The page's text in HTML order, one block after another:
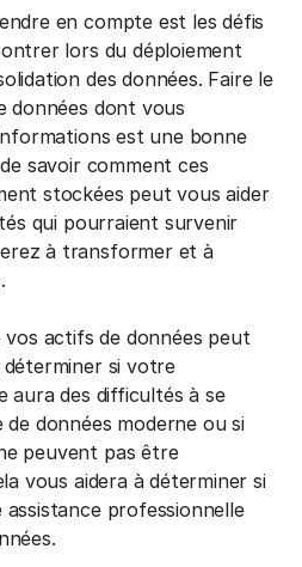
en compte est les défis
lors du déploiement
des données. Faire le
données dont vous
est une bonne
savoir comment ces
stockées peut vous aider
qui pourraient survenir
à transformer et à
actifs de données peut
si votre
des difficultés à se
données moderne ou si
peuvent pas être
vous aidera à déterminer si
professionnelle